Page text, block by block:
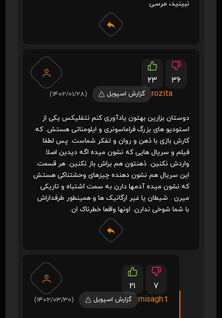
نبینید، مرسی
23
36
rozita
گزارش اسپویل (1402/01/28)
دوستان بزارین بهتون یادآوری کنم نتفلیکس یکی از
استودیو های بزرگ فراماسونری و ایلومناتی هستش. که
کارش بازی با ذهن و روان و تفکر شماست. پس لطفا
فیلم و سریال هایی که نشون میده اگه دیدین اصلا
واردش نکنین. ذهنتون هم براش باز نکنین. هر قسمت
این سریال هم نشون دهنده چیزهای وحشتناکی هستش
که نشون میده آدمها دارن به سمت اشتباه و تاریکی
میرن . شیطان یا غیر ارگانیک ها و همینطور طرفداراش
با شما شوخی ندارن. اونها واقعا خطرناک ان.
21
7
misagh.t
گزارش اسپویل (1402/03/30)